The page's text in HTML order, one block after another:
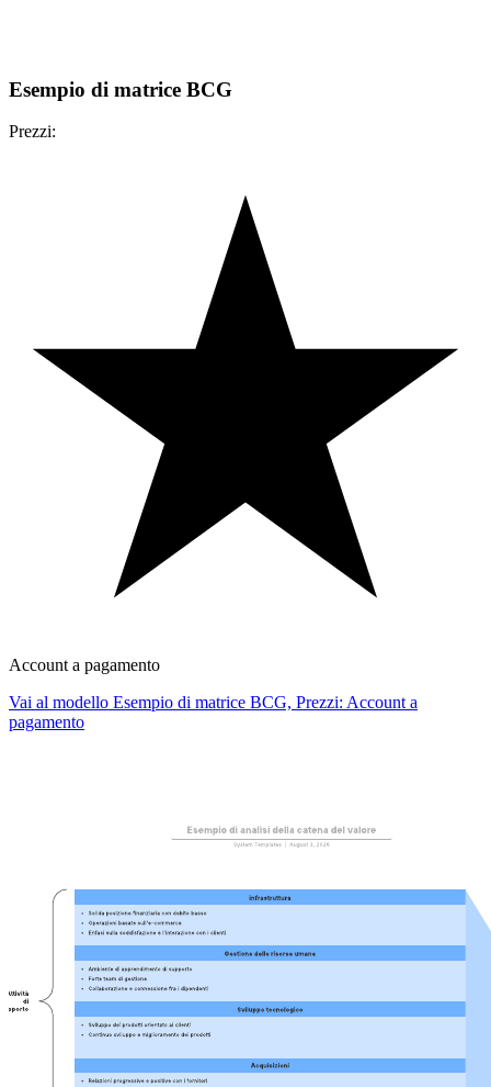
Esempio di matrice BCG
Prezzi:
Account a pagamento
Vai al modello Esempio di matrice BCG, Prezzi: Account a
pagamento